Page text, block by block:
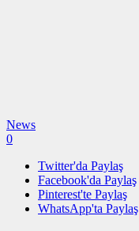
News
0
Twitter'da Paylaş
Facebook'da Paylaş
Pinterest'te Paylaş
WhatsApp'ta Paylaş